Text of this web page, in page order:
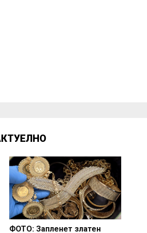
ФОТО: Запленет златен